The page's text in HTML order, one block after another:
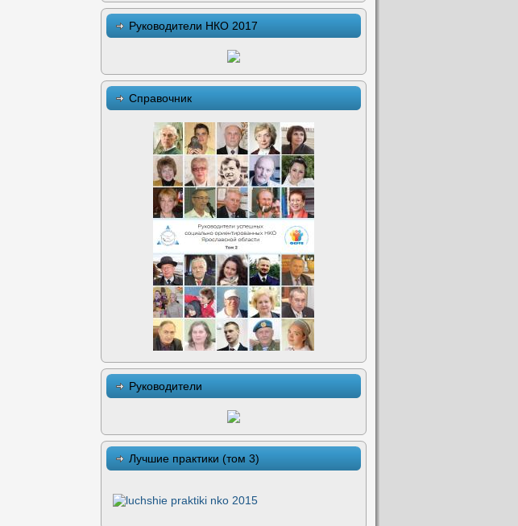
Руководители НКО 2017
Справочник
Руководители
Лучшие практики (том 3)